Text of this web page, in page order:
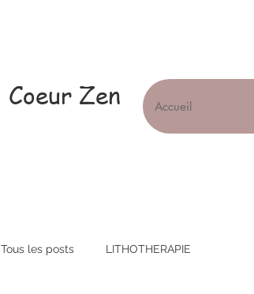
Coeur Zen Accueil
Tous les posts LITHOTHERAPIE